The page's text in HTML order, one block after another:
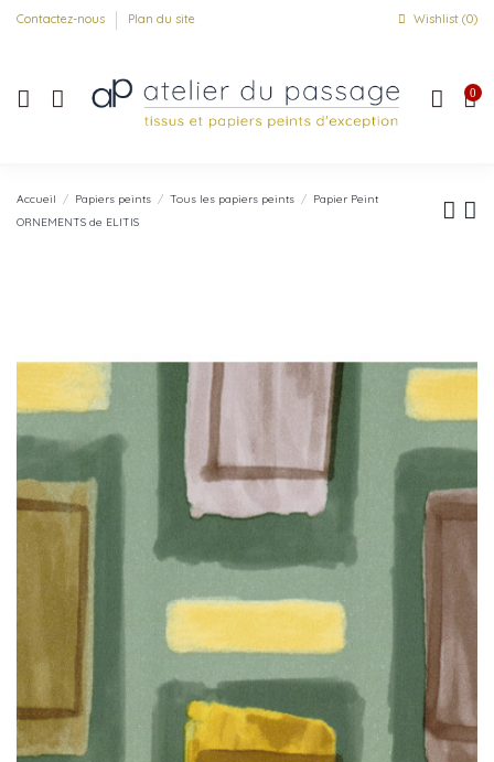
Contactez-nous Plan du site Wishlist (0)
0
Accueil Papiers peints Tous les papiers peints
Papier Peint
ORNEMENTS de ELITIS